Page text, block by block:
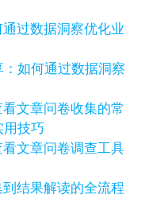
如何通过数据洞察
看文章问卷收集的常
用技巧
看文章问卷调查工具